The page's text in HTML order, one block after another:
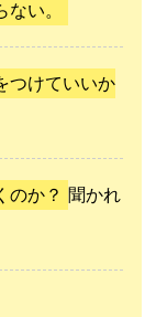
い。
つけていいか
のか？ 聞かれ